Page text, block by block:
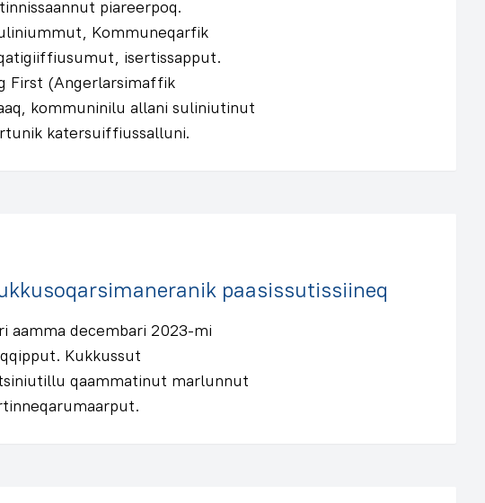
piareerpoq.
Kommuneqarfik
isertissapput.
First (Angerlarsimaffik
kommuninilu allani suliniutinut
katersuiffiussalluni.
paasissutissiineq
aamma decembari 2023-mi
Kukkussut
qaammatinut marlunnut